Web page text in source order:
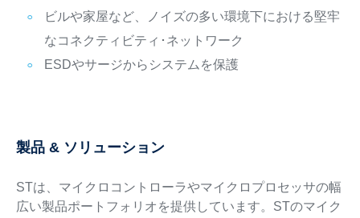
ビルや家屋など、ノイズの多い環境下における堅牢
なコネクティビティ･ネットワーク
ESDやサージからシステムを保護
製品 & ソリューション
STは、マイクロコントローラやマイクロプロセッサの幅
広い製品ポートフォリオを提供しています。STのマイク